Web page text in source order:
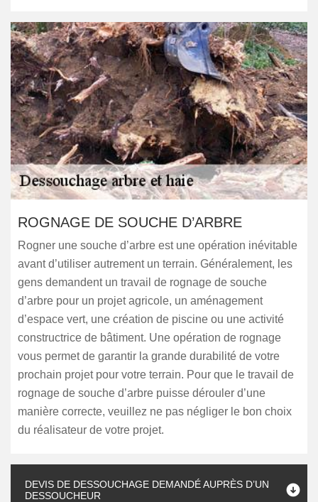
ROGNAGE DE SOUCHE D’ARBRE
Rogner une souche d’arbre est une opération inévitable
avant d’utiliser autrement un terrain. Généralement, les
gens demandent un travail de rognage de souche
d’arbre pour un projet agricole, un aménagement
d’espace vert, une création de piscine ou une activité
constructrice de bâtiment. Une opération de rognage
vous permet de garantir la grande durabilité de votre
prochain projet pour votre terrain. Pour que le travail de
rognage de souche d’arbre puisse dérouler d’une
manière correcte, veuillez ne pas négliger le bon choix
du réalisateur de votre projet.
DEVIS DE DESSOUCHAGE DEMANDÉ AUPRÈS D’UN
DESSOUCHEUR